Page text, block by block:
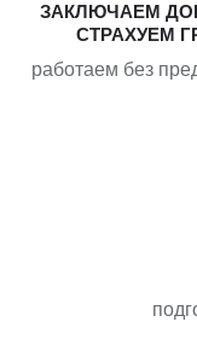
ЗАКЛЮЧАЕМ
СТРАХУЕМ
работаем без